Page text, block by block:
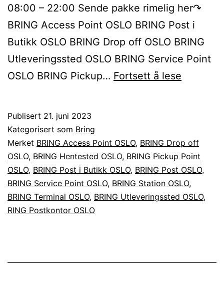
08:00 – 22:00 Sende pakke rimelig her↷
BRING Access Point OSLO BRING Post i
Butikk OSLO BRING Drop off OSLO BRING
Utleveringssted OSLO BRING Service Point
OSLO BRING Pickup… Fortsett å lese
eller
fra
OSLO
Publisert 21. juni 2023
Kategorisert som Bring
Merket BRING Access Point OSLO, BRING Drop off
OSLO, BRING Hentested OSLO, BRING Pickup Point
OSLO, BRING Post i Butikk OSLO, BRING Post OSLO,
BRING Service Point OSLO, BRING Station OSLO,
BRING Terminal OSLO, BRING Utleveringssted OSLO,
RING Postkontor OSLO